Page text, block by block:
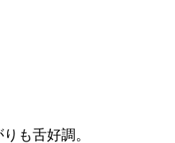
も舌好調。